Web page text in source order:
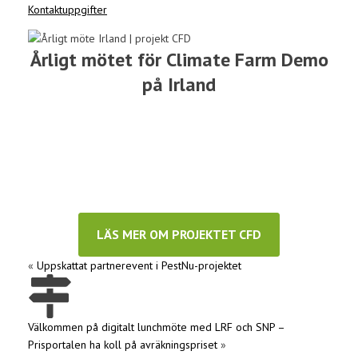
Kontaktuppgifter
Årligt mötet för Climate Farm Demo
på Irland
LÄS MER OM PROJEKTET CFD
« Uppskattat partnerevent i PestNu-projektet
Välkommen på digitalt lunchmöte med LRF och SNP –
Prisportalen ha koll på avräkningspriset »